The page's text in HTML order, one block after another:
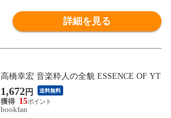
詳細を見る
高橋幸宏 音楽粋人の全貌 ESSENCE OF YT
1,672円 送料無料
15
bookfan